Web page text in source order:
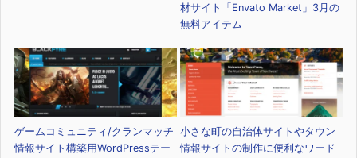
材サイト「Envato Market」3月の
無料アイテム
ゲームコミュニティ/クランマッチ
情報サイト構築用WordPressテー
小さな町の自治体サイトやタウン
情報サイトの制作に便利なワード